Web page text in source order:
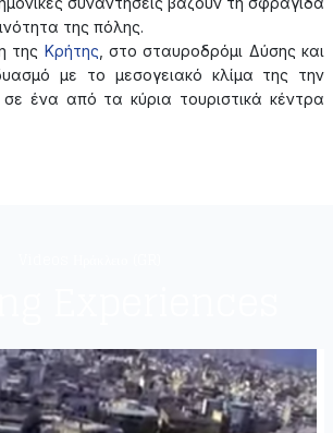
της πόλης.
της Κρήτης , στο σταυροδρόμι Δύσης και
με το μεσογειακό κλίμα της την
ένα από τα κύρια τουριστικά κέντρα